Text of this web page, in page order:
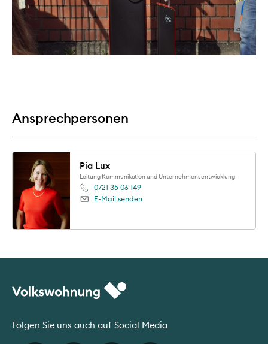
Ansprechpersonen
Pia Lux
Leitung Kommunikation und Unternehmensentwicklung
0721 35 06 149
E-Mail senden
Folgen Sie uns auch auf Social Media